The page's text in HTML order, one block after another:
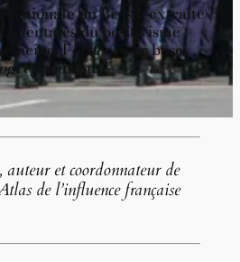
nationale du Brésil, extraite
du positivisme :
l’ordrepour base,
pour but.”
et coordonnateur de
de l’influence française